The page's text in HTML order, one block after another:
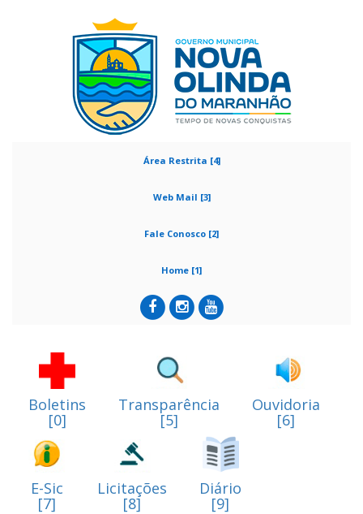
Área Restrita [4]
Web Mail [3]
Fale Conosco [2]
Home [1]
Boletins
[0]
Transparência
[5]
Ouvidoria
[6]
E-Sic
[7]
Licitações
[8]
Diário
[9]